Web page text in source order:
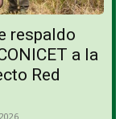
respaldo
a la
Red